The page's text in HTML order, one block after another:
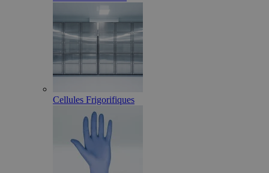
Cellules Frigorifiques